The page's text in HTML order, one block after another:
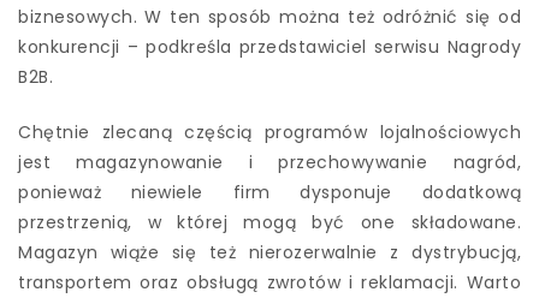
biznesowych. W ten sposób można też odróżnić się od
konkurencji – podkreśla przedstawiciel serwisu Nagrody
B2B.
Chętnie zlecaną częścią programów lojalnościowych
jest magazynowanie i przechowywanie nagród,
ponieważ niewiele firm dysponuje dodatkową
przestrzenią, w której mogą być one składowane.
Magazyn wiąże się też nierozerwalnie z dystrybucją,
transportem oraz obsługą zwrotów i reklamacji. Warto